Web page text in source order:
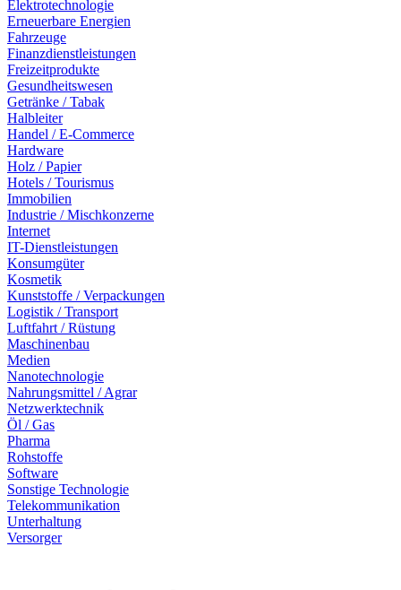
Elektrotechnologie
Erneuerbare Energien
Fahrzeuge
Finanzdienstleistungen
Freizeitprodukte
Gesundheitswesen
Getränke / Tabak
Halbleiter
Handel / E-Commerce
Hardware
Holz / Papier
Hotels / Tourismus
Immobilien
Industrie / Mischkonzerne
Internet
IT-Dienstleistungen
Konsumgüter
Kosmetik
Kunststoffe / Verpackungen
Logistik / Transport
Luftfahrt / Rüstung
Maschinenbau
Medien
Nanotechnologie
Nahrungsmittel / Agrar
Netzwerktechnik
Öl / Gas
Pharma
Rohstoffe
Software
Sonstige Technologie
Telekommunikation
Unterhaltung
Versorger